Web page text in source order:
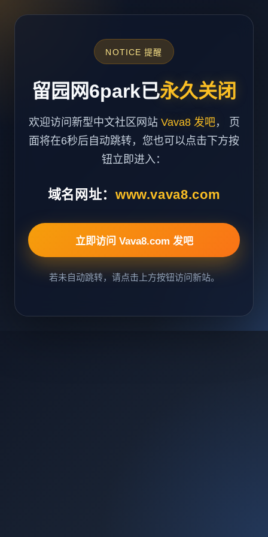
NOTICE 提醒
留园网6park已永久关闭
欢迎访问新型中文社区网站 Vava8 发吧， 页
面将在6秒后自动跳转，您也可以点击下方按
钮立即进入：
域名网址： www.vava8.com
立即访问 Vava8.com 发吧
若未自动跳转，请点击上方按钮访问新站。